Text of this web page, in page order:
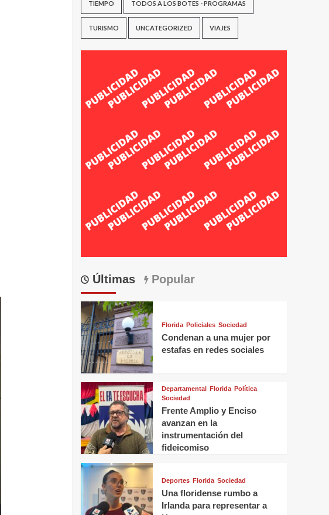
TIEMPO TODOS A LOS BOTES - PROGRAMAS
TURISMO UNCATEGORIZED VIAJES
Últimas Popular
Florida Policiales Sociedad
Condenan a una mujer por
estafas en redes sociales
Departamental Florida Política
Sociedad
Frente Amplio y Enciso
avanzan en la
instrumentación del
fideicomiso
Deportes Florida Sociedad
Una floridense rumbo a
Irlanda para representar a